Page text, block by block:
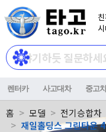
렌터카 사고대차 중고차
홈 모델
전기승합차
재일홀딩스 그린타운